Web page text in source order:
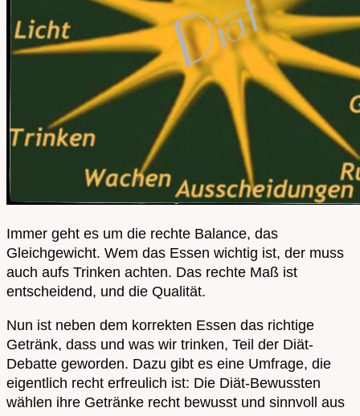
Immer geht es um die rechte Balance, das
Gleichgewicht. Wem das Essen wichtig ist, der muss
auch aufs Trinken achten. Das rechte Maß ist
entscheidend, und die Qualität.
Nun ist neben dem korrekten Essen das richtige
Getränk, dass und was wir trinken, Teil der Diät-
Debatte geworden. Dazu gibt es eine Umfrage, die
eigentlich recht erfreulich ist: Die Diät-Bewussten
wählen ihre Getränke recht bewusst und sinnvoll aus